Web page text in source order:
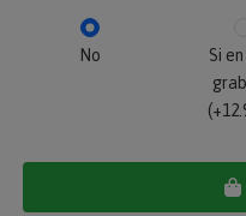
No
Si